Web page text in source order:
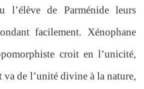
de Parménide leurs
facilement. Xénophane
croit en l’unicité,
va de l’unité divine à la nature,